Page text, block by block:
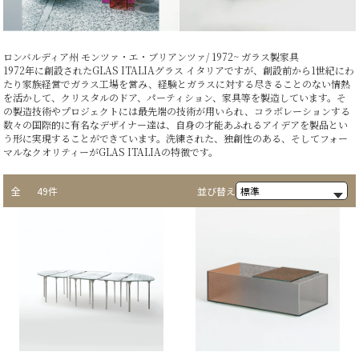
ロンバルディア州 モンツァ・エ・ブリアンツァ/ 1972~ ガラス製家具
1972年に創設されたGLAS ITALIAグラス イタリアですが、創設前から1世紀にわ
たり家族経営でガラス工場を営み、経験とガラスに対する尽きることのない情熱
を活かして、クリスタルのドア、パーティション、家具等を製造しています。そ
の製造技術やプロジェクトには最先端の技術が用いられ、コラボレーションする
数々の国際的に有名なデザイナー達は、自身の才能あふれるアイデアを製品とい
う形に実現することができています。洗練された、独創性のある、そしてフォー
マルなクオリティーがGLAS ITALIAの特徴です。
全 49件 並び替え